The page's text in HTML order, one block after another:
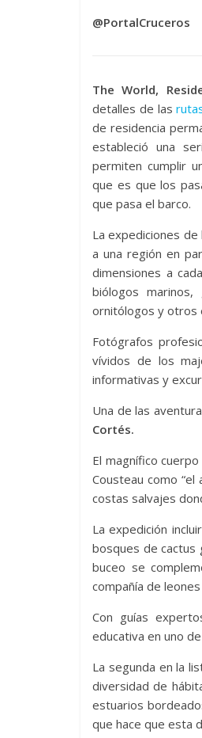
@PortalCruceros
The World,
detalles de las
de residencia
estableció una
permiten cumplir
que es que los
que pasa el barco.
La expediciones
a una región en
dimensiones a
biólogos
ornitólogos y otros
Fotógrafos
vívidos de los
informativas y
Una de las
Cortés.
El magnífico
Cousteau como
costas salvajes
La expedición
bosques de cactus
buceo se
compañía de
Con guías
educativa en uno
La segunda en la
diversidad de
estuarios
que hace que esta